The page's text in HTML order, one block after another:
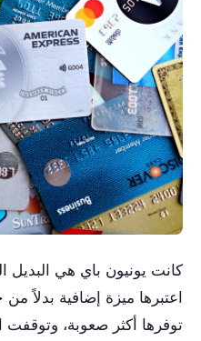
كانت يونيون باي هي البديل
اعتبرها ميزة إضافية بدلاً
توفرها أكثر صعوبة، وتوقفت